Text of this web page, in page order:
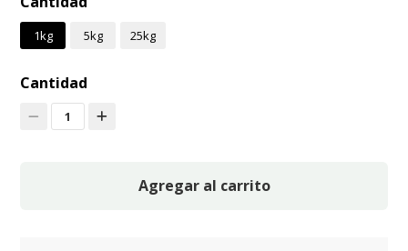
1kg 5kg 25kg
Cantidad
1
Agregar al carrito